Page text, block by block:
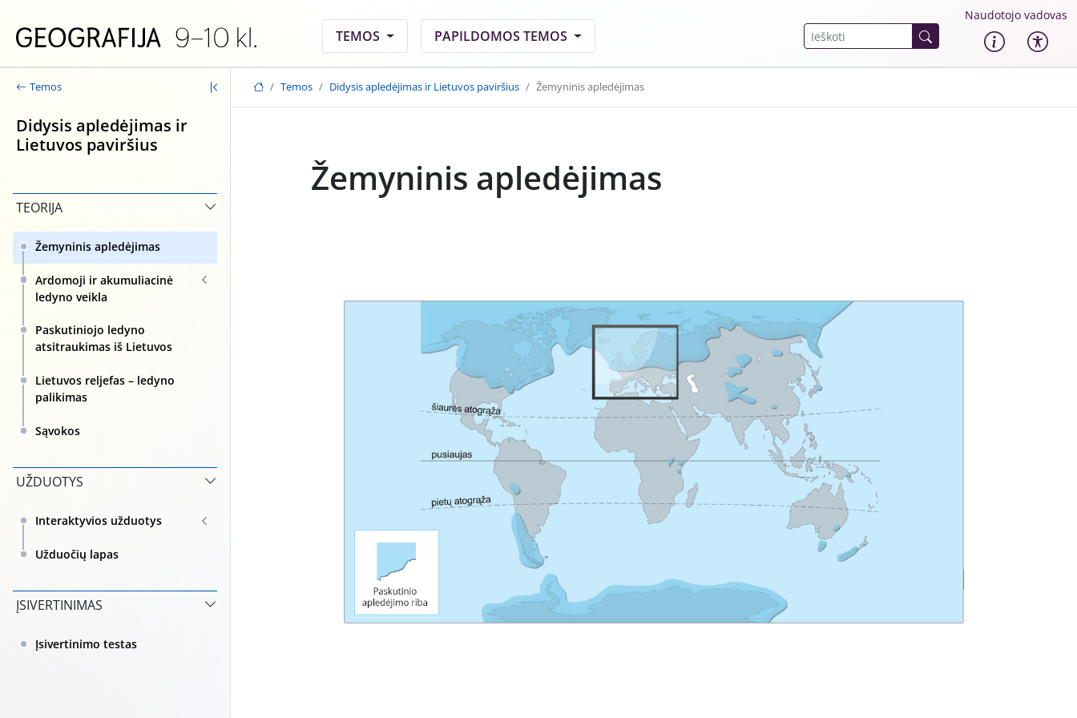
TEMOS
PAPILDOMOS TEMOS
Naudotojo vadovas
Temos
Didysis apledėjimas ir
Lietuvos paviršius
TEORIJA
Žemyninis apledėjimas
Ardomoji ir akumuliacinė
ledyno veikla
Paskutiniojo ledyno
atsitraukimas iš Lietuvos
Lietuvos reljefas – ledyno
palikimas
Sąvokos
UŽDUOTYS
Interaktyvios užduotys
Užduočių lapas
ĮSIVERTINIMAS
Įsivertinimo testas
Temos Didysis apledėjimas ir Lietuvos paviršius Žemyninis apledėjimas
Žemyninis apledėjimas